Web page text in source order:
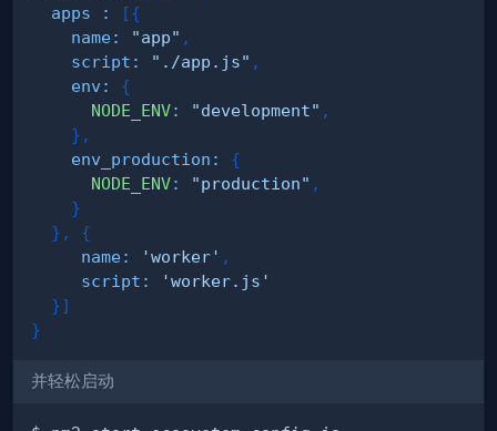
apps
: [{
name: "app" ,
script : "./app.js" ,
env :
{
NODE_ENV: "development" ,
} ,
env_production :
{
NODE_ENV: "production" ,
}
} ,
{
name: 'worker' ,
script :
'worker.js'
}]
}
并轻松启动